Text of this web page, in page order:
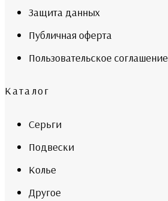
Защита данных
Публичная оферта
Пользовательское соглашение
Каталог
Серьги
Подвески
Колье
Другое